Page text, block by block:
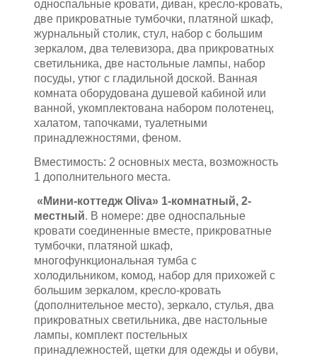
односпальные кровати, диван, кресло-кровать,
две прикроватные тумбочки, платяной шкаф,
журнальный столик, стул, набор с большим
зеркалом, два телевизора, два прикроватных
светильника, две настольные лампы, набор
посуды, утюг с гладильной доской. Ванная
комната оборудована душевой кабиной или
ванной, укомплектована набором полотенец,
халатом, тапочками, туалетными
принадлежностями, феном.
Вместимость: 2 основных места, возможность
1 дополнительного места.
«Мини-коттеджOliva» 1-комнатный, 2-
местный. В номере: две односпальные
кровати соединенные вместе, прикроватные
тумбочки, платяной шкаф,
многофункциональная тумба с
холодильником, комод, набор для прихожей с
большим зеркалом, кресло-кровать
(дополнительное место), зеркало, стулья, два
прикроватных светильника, две настольные
лампы, комплект постельных
принадлежностей, щетки для одежды и обуви,